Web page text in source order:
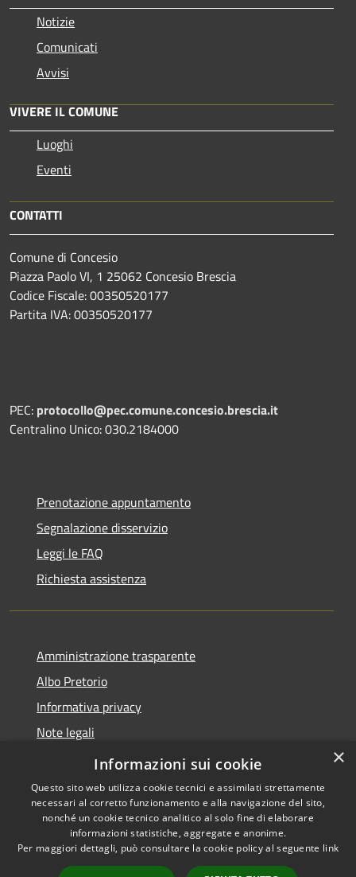
Notizie
Comunicati
Avvisi
VIVERE IL COMUNE
Luoghi
Eventi
CONTATTI
Comune di Concesio
Piazza Paolo VI, 1 25062 Concesio Brescia
Codice Fiscale: 00350520177
Partita IVA: 00350520177
PEC: protocollo@pec.comune.concesio.brescia.it
Centralino Unico: 030.2184000
Prenotazione appuntamento
Segnalazione disservizio
Leggi le FAQ
Richiesta assistenza
Amministrazione trasparente
Albo Pretorio
Informativa privacy
Note legali
Dichiarazione di accessibilità
Accessibilità
Copyright © 2021 •
Comune di Concesio •
×
Informazioni sui cookie
Questo sito web utilizza cookie tecnici e assimilati strettamente
necessari al corretto funzionamento e alla navigazione del sito,
nonché un cookie tecnico analitico al solo fine di elaborare
informazioni statistiche, aggregate e anonime.
Per maggiori dettagli, può consultare la cookie policy al seguente link